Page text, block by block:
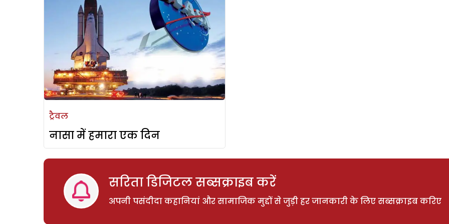
ट्रैवल
नासा में हमारा एक दिन
सरिता डिजिटल सब्सक्राइब करें
अपनी पसंदीदा कहानियां और सामाजिक मुद्दों से जुड़ी हर जानकारी के लिए सब्सक्राइब करिए